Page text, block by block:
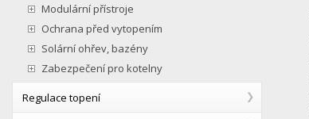
Modulární přístroje
Ochrana před vytopením
Solární ohřev, bazény
Zabezpečení pro kotelny
Regulace topení